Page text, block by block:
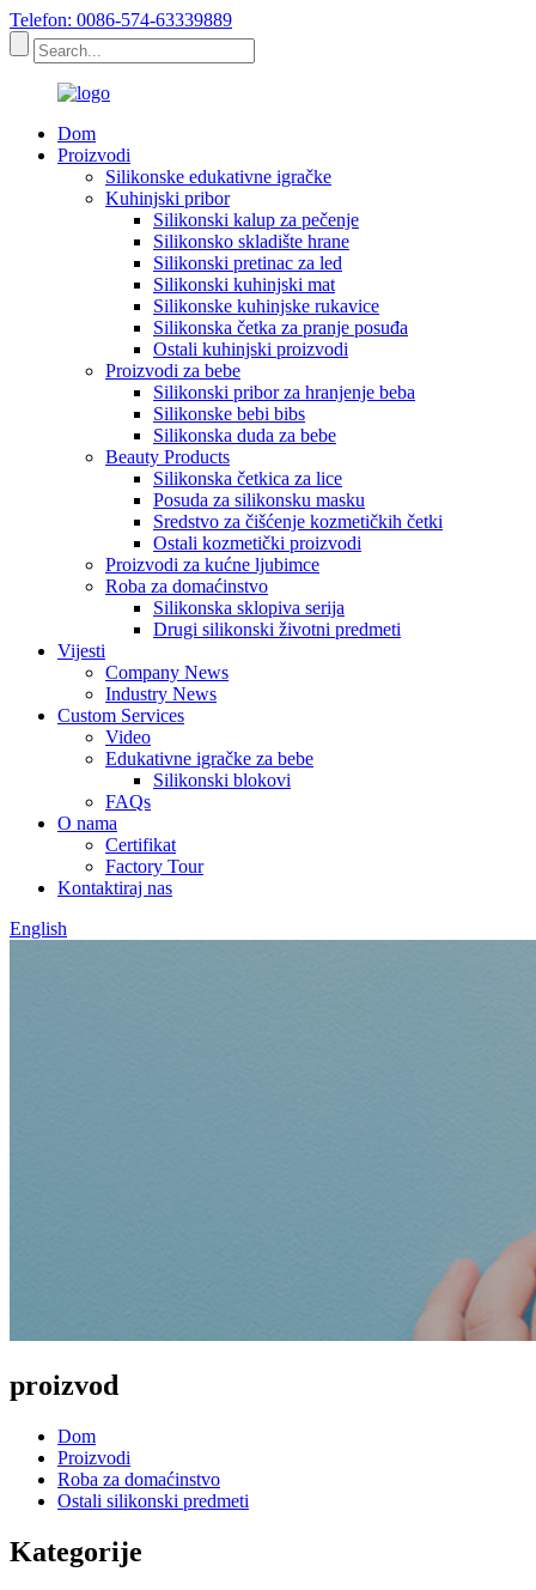
Telefon: 0086-574-63339889
Dom
Proizvodi
Silikonske edukativne igračke
Kuhinjski pribor
Silikonski kalup za pečenje
Silikonsko skladište hrane
Silikonski pretinac za led
Silikonski kuhinjski mat
Silikonske kuhinjske rukavice
Silikonska četka za pranje posuđa
Ostali kuhinjski proizvodi
Proizvodi za bebe
Silikonski pribor za hranjenje beba
Silikonske bebi bibs
Silikonska duda za bebe
Beauty Products
Silikonska četkica za lice
Posuda za silikonsku masku
Sredstvo za čišćenje kozmetičkih četki
Ostali kozmetički proizvodi
Proizvodi za kućne ljubimce
Roba za domaćinstvo
Silikonska sklopiva serija
Drugi silikonski životni predmeti
Vijesti
Company News
Industry News
Custom Services
Video
Edukativne igračke za bebe
Silikonski blokovi
FAQs
O nama
Certifikat
Factory Tour
Kontaktiraj nas
English
proizvod
Dom
Proizvodi
Roba za domaćinstvo
Ostali silikonski predmeti
Kategorije